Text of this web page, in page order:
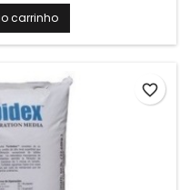
carrinho
favorite_border